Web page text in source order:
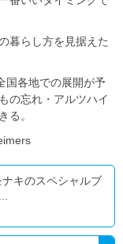
暮らし方を見据えた
国各地での展開が予
の忘れ・アルツハイ
る。
キのスペシャルブ